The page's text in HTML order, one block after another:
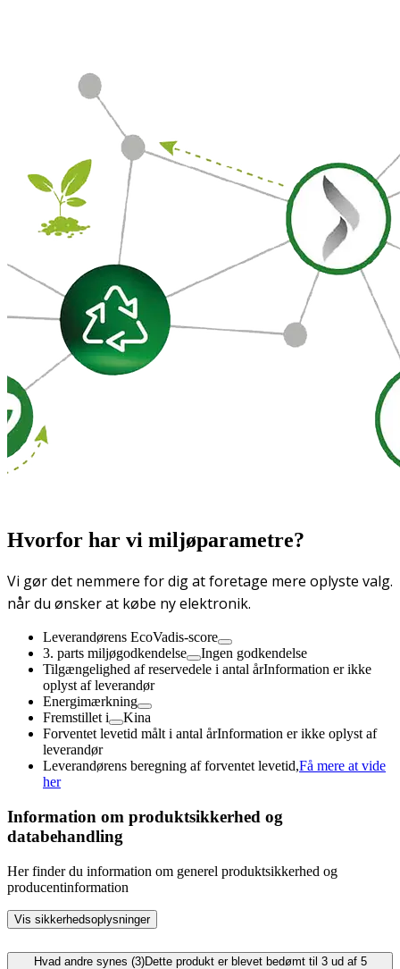
Hvorfor har vi miljøparametre?
Vi gør det nemmere for dig at foretage mere oplyste valg.
når du ønsker at købe ny elektronik.
Leverandørens EcoVadis-score
3. parts miljøgodkendelse
Ingen godkendelse
Tilgængelighed af reservedele i antal årInformation er ikke
oplyst af leverandør
Energimærkning
Fremstillet i
Kina
Forventet levetid målt i antal årInformation er ikke oplyst af
leverandør
Leverandørens beregning af forventet levetid,Få mere at vide
her
Information om produktsikkerhed og
databehandling
Her finder du information om generel produktsikkerhed og
producentinformation
Vis sikkerhedsoplysninger
Hvad andre synes (3)Dette produkt er blevet bedømt til 3 ud af 5